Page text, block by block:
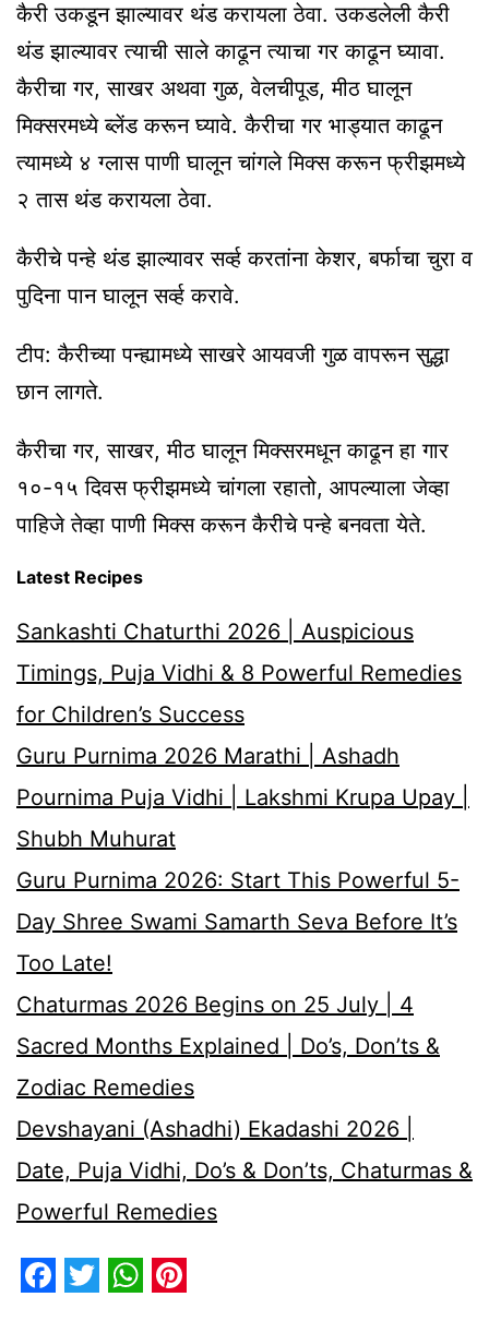
कैरी उकडून झाल्यावर थंड करायला ठेवा. उकडलेली कैरी
थंड झाल्यावर त्याची साले काढून त्याचा गर काढून घ्यावा.
कैरीचा गर, साखर अथवा गुळ, वेलचीपूड, मीठ घालून
मिक्सरमध्ये ब्लेंड करून घ्यावे. कैरीचा गर भाड्यात काढून
त्यामध्ये ४ ग्लास पाणी घालून चांगले मिक्स करून फ्रीझमध्ये
२ तास थंड करायला ठेवा.
कैरीचे पन्हे थंड झाल्यावर सर्व्ह करतांना केशर, बर्फाचा चुरा व
पुदिना पान घालून सर्व्ह करावे.
टीप: कैरीच्या पन्ह्यामध्ये साखरे आयवजी गुळ वापरून सुद्धा
छान लागते.
कैरीचा गर, साखर, मीठ घालून मिक्सरमधून काढून हा गार
१०-१५ दिवस फ्रीझमध्ये चांगला रहातो, आपल्याला जेव्हा
पाहिजे तेव्हा पाणी मिक्स करून कैरीचे पन्हे बनवता येते.
Latest Recipes
Sankashti Chaturthi 2026 | Auspicious
Timings, Puja Vidhi & 8 Powerful Remedies
for Children’s Success
Guru Purnima 2026 Marathi | Ashadh
Pournima Puja Vidhi | Lakshmi Krupa Upay |
Shubh Muhurat
Guru Purnima 2026: Start This Powerful 5-
Day Shree Swami Samarth Seva Before It’s
Too Late!
Chaturmas 2026 Begins on 25 July | 4
Sacred Months Explained | Do’s, Don’ts &
Zodiac Remedies
Devshayani (Ashadhi) Ekadashi 2026 |
Date, Puja Vidhi, Do’s & Don’ts, Chaturmas &
Powerful Remedies